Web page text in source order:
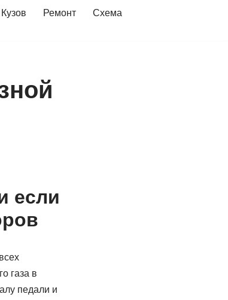
Кузов Ремонт
Схема
если
газа в
педали и